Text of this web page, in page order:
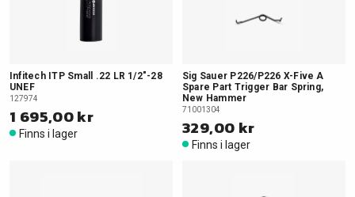
Infitech ITP Small .22 LR 1/2"-28
UNEF
127974
1 695,00 kr
Finns i lager
Sig Sauer P226/P226 X-Five A
Spare Part Trigger Bar Spring,
New Hammer
71001304
329,00 kr
Finns i lager